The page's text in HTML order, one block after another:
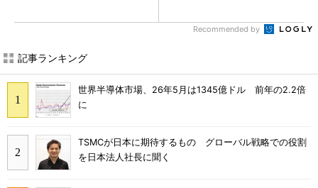
Recommended by
記事ランキング
世界半導体市場、26年5月は1345億ドル 前年の2.2倍
に
TSMCが日本に期待するもの グローバル戦略での役割
を日本法人社長に聞く